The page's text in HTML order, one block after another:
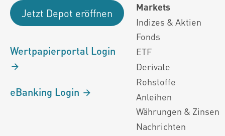
Jetzt Depot eröffnen
Wertpapierportal Login
eBanking Login
Markets
Indizes & Aktien
Fonds
ETF
Derivate
Rohstoffe
Anleihen
Währungen & Zinsen
Nachrichten